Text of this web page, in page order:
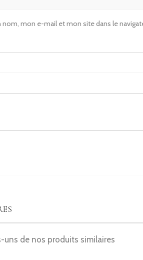
nom, mon e-mail et mon site dans le
uns de nos produits similaires